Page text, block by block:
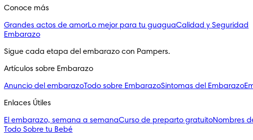
Conoce más
Grandes actos de amorLo mejor para tu guaguaCalidad y Seguridad
Embarazo
Sigue cada etapa del embarazo con Pampers.
Artículos sobre Embarazo
Anuncio del embarazoTodo sobre EmbarazoSintomas del Embarazo
Enlaces Útiles
El embarazo, semana a semanaCurso de preparto gratuitoNombres
Todo Sobre tu Bebé